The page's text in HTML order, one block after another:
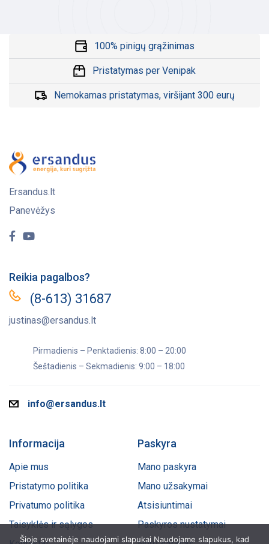
100% pinigų grąžinimas
Pristatymas per Venipak
Nemokamas pristatymas, viršijant 300 eurų
Ersandus.lt
Panevėžys
Reikia pagalbos?
(8-613) 31687
justinas@ersandus.lt
Pirmadienis – Penktadienis: 8:00 – 20:00
Šeštadienis – Sekmadienis: 9:00 – 18:00
info@ersandus.lt
Informacija
Apie mus
Pristatymo politika
Privatumo politika
Taisyklės ir sąlygos
Paskyra
Mano paskyra
Mano užsakymai
Atsisiuntimai
Paskyros nustatymai
Šioje svetainėje naudojami slapukai Naudojame slapukus, kad